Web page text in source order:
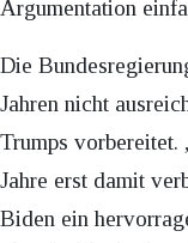
Argumentation
Die
Jahren nicht
Trumps
Jahre erst damit
Biden ein